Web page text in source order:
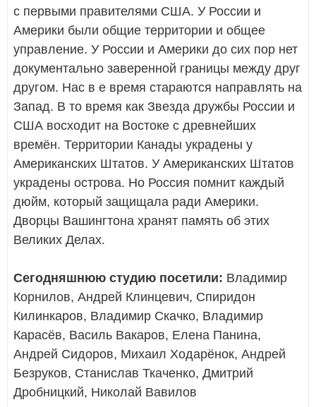
с первыми правителями США. У России и
Америки были общие территории и общее
управление. У России и Америки до сих пор нет
документально заверенной границы между друг
другом. Нас в е время стараются направлять на
Запад. В то время как Звезда дружбы России и
США восходит на Востоке с древнейших
времён. Территории Канады украдены у
Американских Штатов. У Американских Штатов
украдены острова. Но Россия помнит каждый
дюйм, который защищала ради Америки.
Дворцы Вашингтона хранят память об этих
Великих Делах.
Сегодняшнюю студию посетили: Владимир
Корнилов, Андрей Клинцевич, Спиридон
Килинкаров, Владимир Скачко, Владимир
Карасёв, Василь Вакаров, Елена Панина,
Андрей Сидоров, Михаил Ходарёнок, Андрей
Безруков, Станислав Ткаченко, Дмитрий
Дробницкий, Николай Вавилов